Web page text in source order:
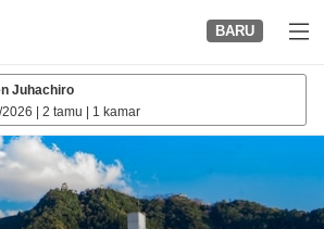
BARU
Juhachiro
2 tamu 1 kamar